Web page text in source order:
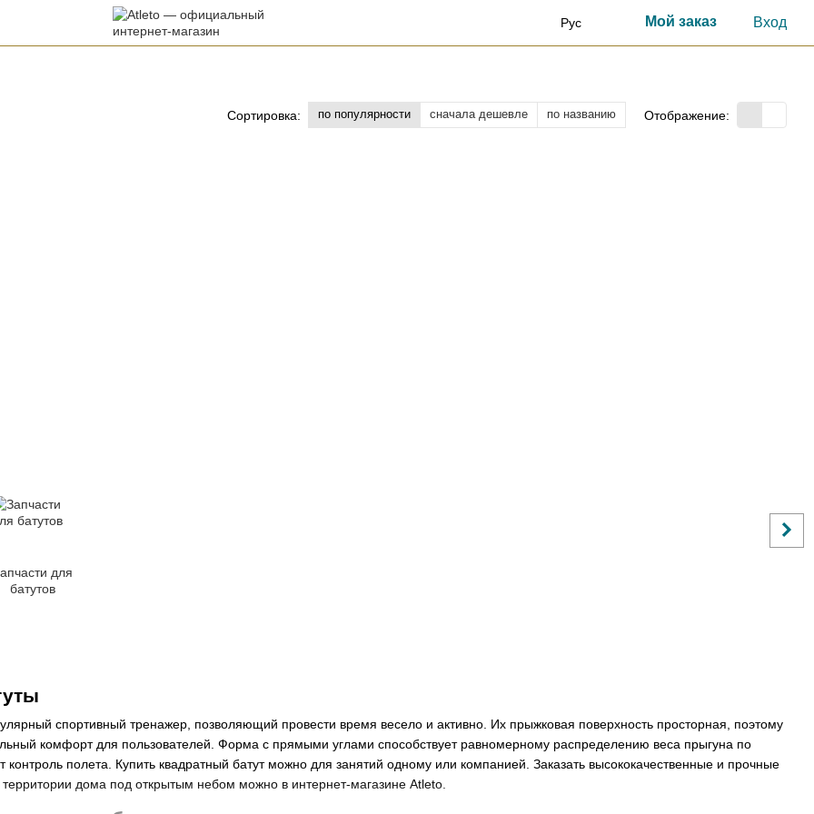
Рус Мой заказ Вход
Сортировка: по популярности сначала дешевле по названию Отображение:
для
батутов
спортивный тренажер, позволяющий провести время весело и активно. Их прыжковая поверхность просторная, поэтому
комфорт для пользователей. Форма с прямыми углами способствует равномерному распределению веса прыгуна по
полета. Купить квадратный батут можно для занятий одному или компанией. Заказать высококачественные и прочные
дома под открытым небом можно в интернет-магазине Atleto.